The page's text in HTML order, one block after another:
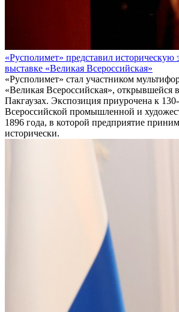
«Русполимет» представил историческую
выставке «Великая Всероссийская»
«Русполимет» стал участником
«Великая Всероссийская», открывшейся
Пакгаузах. Экспозиция приурочена к
Всероссийской промышленной и
1896 года, в которой предприятие
исторически.